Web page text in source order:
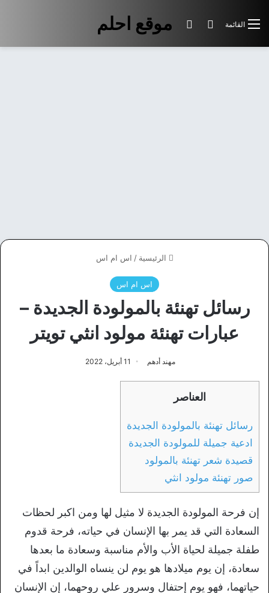
موقع احلم القائمة بحث عنالوضع المظلم
الرئيسية / اس ام اس
اس ام اس
رسائل تهنئة بالمولودة الجديدة –
عبارات تهنئة مولود انثي تويتر
مهند أدهم 11 أبريل، 2022
العناصر
رسائل تهنئة بالمولودة الجديدة
ادعية جميلة للمولودة الجديدة
قصيدة شعر تهنئة بالمولود
صور تهنئة مولود انثي
إن فرحة المولودة الجديدة لا مثيل لها ومن اكبر لحظات
السعادة التي قد يمر بها الإنسان في حياته، فرحة قدوم
طفلة جميلة لحياة الأب والأم مناسبة وسعادة ما بعدها
سعادة، إن يوم ميلادها هو يوم لن ينساه الوالدين ابداً في
حياتهما، فهو يوم إحتفال وسرور علي روحهما، إن الإنسان